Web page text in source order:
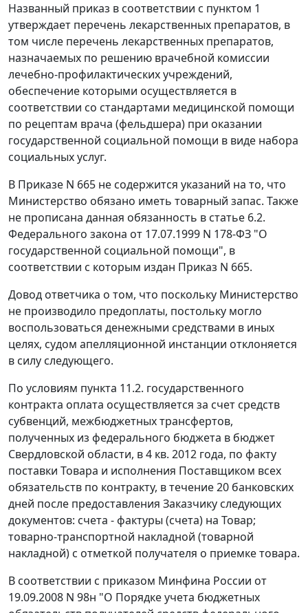
Названный приказ в соответствии с пунктом 1
утверждает перечень лекарственных препаратов, в
том числе перечень лекарственных препаратов,
назначаемых по решению врачебной комиссии
лечебно-профилактических учреждений,
обеспечение которыми осуществляется в
соответствии со стандартами медицинской помощи
по рецептам врача (фельдшера) при оказании
государственной социальной помощи в виде набора
социальных услуг.
В Приказе N 665 не содержится указаний на то, что
Министерство обязано иметь товарный запас. Также
не прописана данная обязанность в статье 6.2.
Федерального закона от 17.07.1999 N 178-ФЗ "О
государственной социальной помощи", в
соответствии с которым издан Приказ N 665.
Довод ответчика о том, что поскольку Министерство
не производило предоплаты, постольку могло
воспользоваться денежными средствами в иных
целях, судом апелляционной инстанции отклоняется
в силу следующего.
По условиям пункта 11.2. государственного
контракта оплата осуществляется за счет средств
субвенций, межбюджетных трансфертов,
полученных из федерального бюджета в бюджет
Свердловской области, в 4 кв. 2012 года, по факту
поставки Товара и исполнения Поставщиком всех
обязательств по контракту, в течение 20 банковских
дней после предоставления Заказчику следующих
документов: счета - фактуры (счета) на Товар;
товарно-транспортной накладной (товарной
накладной) с отметкой получателя о приемке товара.
В соответствии с приказом Минфина России от
19.09.2008 N 98н "О Порядке учета бюджетных